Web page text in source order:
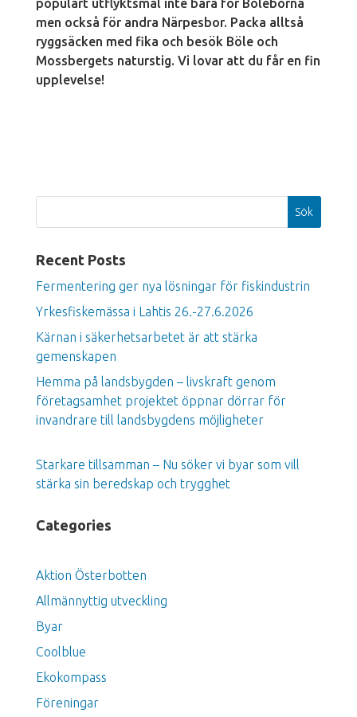
men också för andra Närpesbor. Packa alltså
ryggsäcken med fika och besök Böle och
Mossbergets naturstig. Vi lovar att du får en fin
upplevelse!
Sök
Recent Posts
Fermentering ger nya lösningar för fiskindustrin
Yrkesfiskemässa i Lahtis 26.-27.6.2026
Kärnan i säkerhetsarbetet är att stärka
gemenskapen
Hemma på landsbygden – livskraft genom
företagsamhet projektet öppnar dörrar för
invandrare till landsbygdens möjligheter
Starkare tillsamman – Nu söker vi byar som vill
stärka sin beredskap och trygghet
Categories
Aktion Österbotten
Allmännyttig utveckling
Byar
Coolblue
Ekokompass
Föreningar